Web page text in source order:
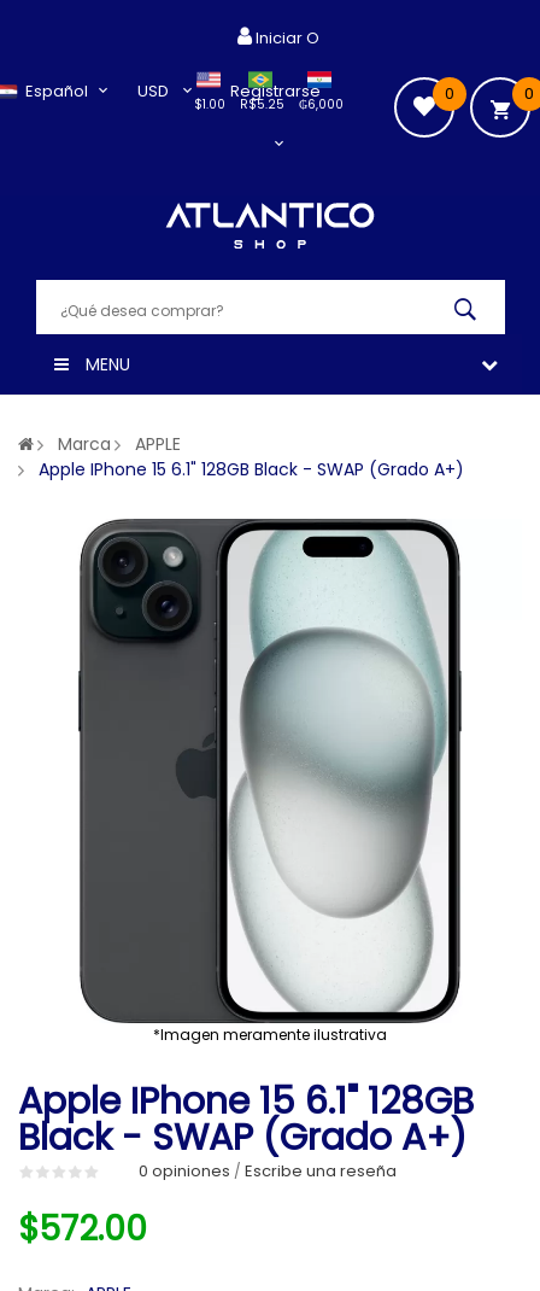
Español USD
$1.00 ₲6,000
R$5.25
Iniciar O
Registrarse 0
0
MENU
Marca
APPLE
Apple IPhone 15 6.1" 128GB Black - SWAP (Grado A+)
*Imagen meramente ilustrativa
Apple IPhone 15 6.1" 128GB
Black - SWAP (Grado A+)
0 opiniones / Escribe una reseña
$572.00